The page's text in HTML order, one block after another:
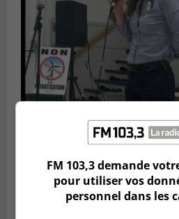
Publié le 6 juillet 2026 à 11h18
Climat Québec dévoile
FM 103,3 demande
pour utiliser vos
personnel dans les